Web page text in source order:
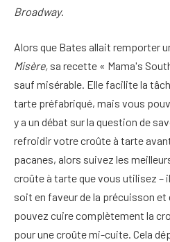
Broadway.
Alors que Bates allait remporter
Misère, sa recette « Mama's
sauf misérable. Elle facilite la
tarte préfabriqué, mais vous
y a un débat sur la question de
refroidir votre croûte à tarte
pacanes, alors suivez les
croûte à tarte que vous utilisez –
soit en faveur de la précuisson
pouvez cuire complètement la
pour une croûte mi-cuite. Cela